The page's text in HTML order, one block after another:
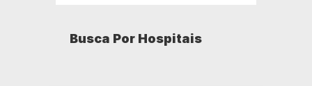
Busca Por Hospitais